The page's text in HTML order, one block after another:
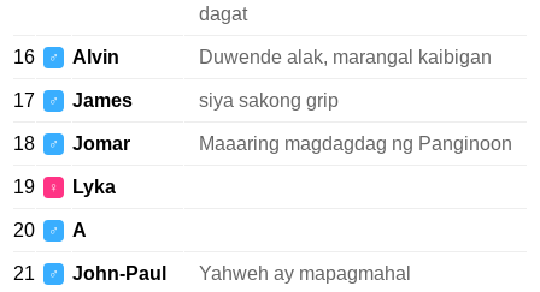
dagat
16 ♂ Alvin Duwende alak, marangal kaibigan
17 ♂ James siya sakong grip
18 ♂ Jomar Maaaring magdagdag ng Panginoon
19 ♀ Lyka
20 ♂ A
21 ♂ John-Paul Yahweh ay mapagmahal